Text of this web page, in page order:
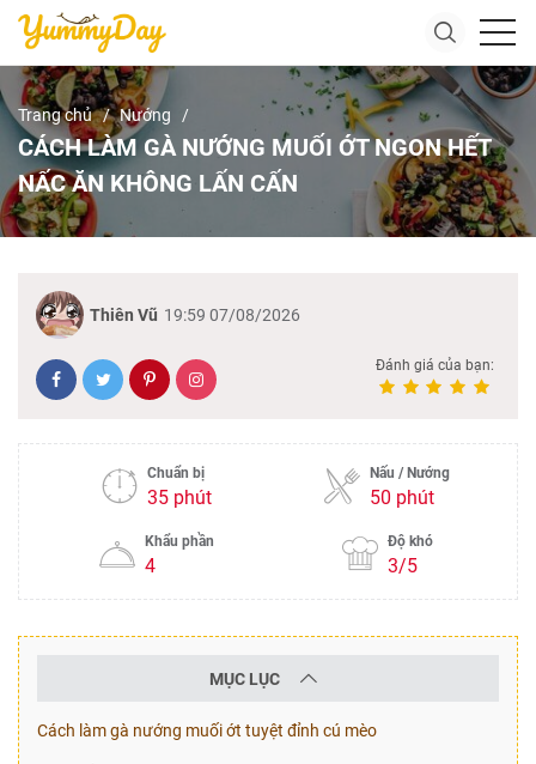
Trang chủ Nướng
CÁCH LÀM GÀ NƯỚNG MUỐI ỚT NGON HẾT
NẤC ĂN KHÔNG LẤN CẤN
Thiên Vũ 19:59 07/08/2026
Đánh giá của bạn:
Chuẩn bị
35 phút
Nấu / Nướng
50 phút
Khẩu phần
4
Độ khó
3/5
MỤC LỤC
Cách làm gà nướng muối ớt tuyệt đỉnh cú mèo